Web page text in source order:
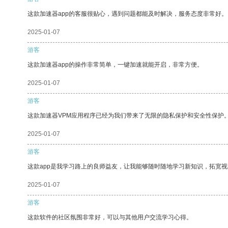
这款加速器app的客服很贴心，遇到问题都能及时解决，服务态度非常好。
2025-01-07
游客
这款加速器app的操作非常简单，一键加速就能开启，非常方便。
2025-01-07
游客
这款加速器VPM应用程序已经为我们带来了无限的隐私保护和安全性保护
2025-01-07
游客
这款app是我学习路上的良师益友，让我能够随时随地学习新知识，拓宽
2025-01-07
游客
这款软件的社区氛围非常好，可以与其他用户交流学习心得。